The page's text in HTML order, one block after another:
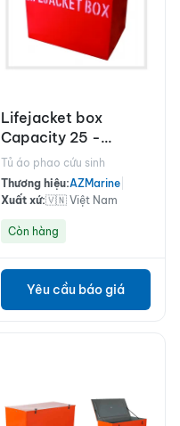
Lifejacket box
Capacity 25 -
AZMarine
Tủ áo phao cứu sinh
Thương hiệu:AZMarine
Xuất xứ:🇻🇳 Việt Nam
Còn hàng
Yêu cầu báo giá